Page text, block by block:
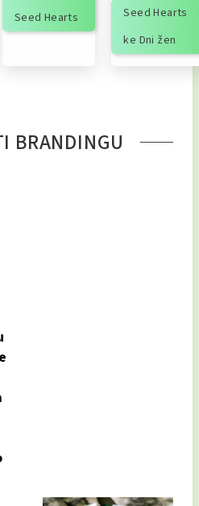
Seed Hearts
Seed Hearts
ke Dni žen
BRANDINGU